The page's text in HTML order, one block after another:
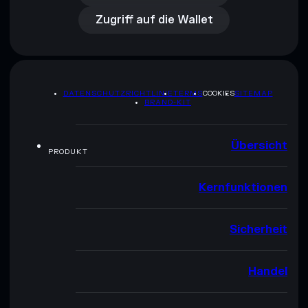
Zugriff auf die Wallet
DATENSCHUTZRICHTLINIETERMSCOOKIESSITEMAP
BRAND-KIT
PRODUKT Übersicht
Kernfunktionen
Sicherheit
Handel